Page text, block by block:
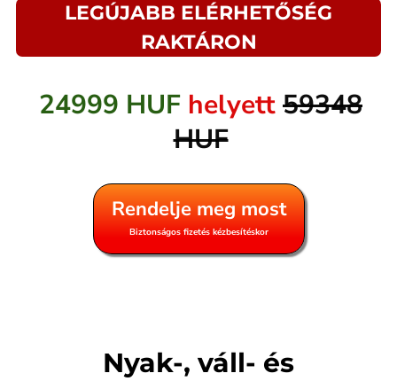
LEGÚJABB ELÉRHETŐSÉG
RAKTÁRON
24999 HUF helyett59348
HUF
Rendelje meg most
Biztonságos fizetés kézbesítéskor
Nyak-, váll- és